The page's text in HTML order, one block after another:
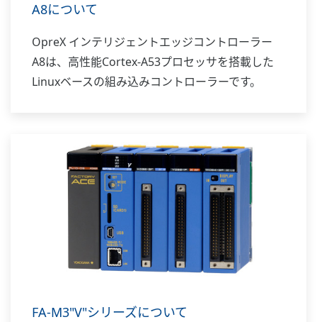
A8について
OpreX インテリジェントエッジコントローラー
A8は、高性能Cortex-A53プロセッサを搭載した
Linuxベースの組み込みコントローラーです。
FA-M3"V"シリーズについて